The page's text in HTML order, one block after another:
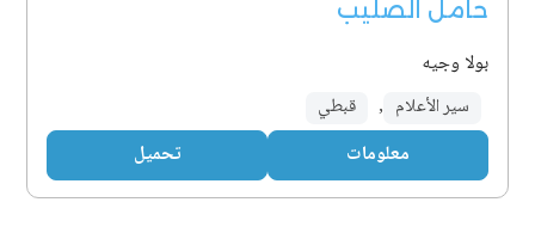
حامل الصليب
بولا وجيه
سير الأعلام , قبطي
معلومات تحميل